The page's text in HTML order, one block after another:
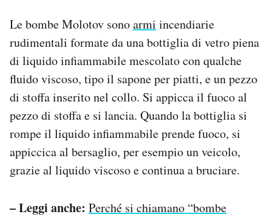
Le bombe Molotov sonoarmi incendiarie
rudimentali formate da una bottiglia di vetro piena
di liquido infiammabile mescolato con qualche
fluido viscoso, tipo il sapone per piatti, e un pezzo
di stoffa inserito nel collo. Si appicca il fuoco al
pezzo di stoffa e si lancia. Quando la bottiglia si
rompe il liquido infiammabile prende fuoco, si
appiccica al bersaglio, per esempio un veicolo,
grazie al liquido viscoso e continua a bruciare.
– Leggi anche: Perché si chiamano “bombe